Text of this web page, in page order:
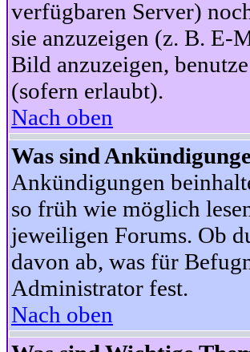
verfügbaren Server)
sie anzuzeigen (z. B. E-
Bild anzuzeigen,
(sofern erlaubt).
Nach oben
Was sind
Ankündigungen
so früh wie möglich
jeweiligen Forums. Ob
davon ab, was für
Administrator fest.
Nach oben